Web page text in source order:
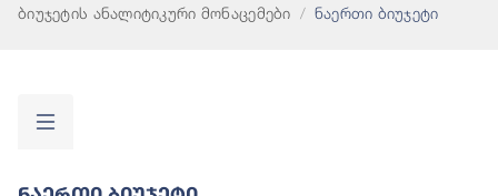
ბიუჯეტის ანალიტიკური მონაცემები
ნაერთი ბიუჯეტი